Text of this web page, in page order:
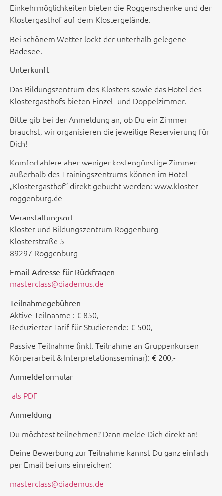
Einkehrmöglichkeiten bieten die Roggenschenke und der
Klostergasthof auf dem Klostergelände.
Bei schönem Wetter lockt der unterhalb gelegene
Badesee.
Unterkunft
Das Bildungszentrum des Klosters sowie das Hotel des
Klostergasthofs bieten Einzel- und Doppelzimmer.
Bitte gib bei der Anmeldung an, ob Du ein Zimmer
brauchst, wir organisieren die jeweilige Reservierung für
Dich!
Komfortablere aber weniger kostengünstige Zimmer
außerhalb des Trainingszentrums können im Hotel
„Klostergasthof“ direkt gebucht werden: www.kloster-
roggenburg.de
Veranstaltungsort
Kloster und Bildungszentrum Roggenburg
Klosterstraße 5
89297 Roggenburg
Email-Adresse für Rückfragen
masterclass@diademus.de
Teilnahmegebühren
Aktive Teilnahme : € 850,-
Reduzierter Tarif für Studierende: € 500,-
Passive Teilnahme (inkl. Teilnahme an Gruppenkursen
Körperarbeit & Interpretationsseminar): € 200,-
Anmeldeformular
als PDF
Anmeldung
Du möchtest teilnehmen? Dann melde Dich direkt an!
Deine Bewerbung zur Teilnahme kannst Du ganz einfach
per Email bei uns einreichen:
masterclass@diademus.de